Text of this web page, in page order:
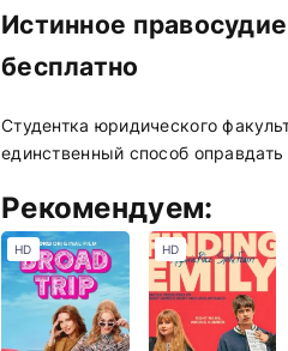
Истинное
бесплатно
Студентка юридического
единственный способ
Рекомендуем:
HD HD